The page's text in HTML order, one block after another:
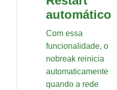
automático
Com essa
funcionalidade, o
nobreak reinicia
automaticamente
quando a rede